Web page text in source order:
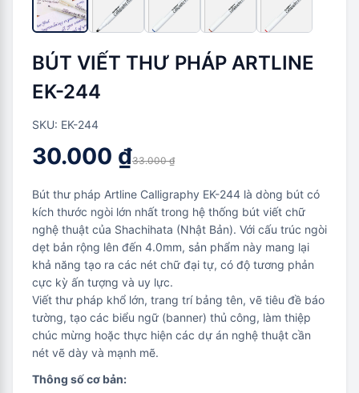
BÚT VIẾT THƯ PHÁP ARTLINE
EK-244
SKU: EK-244
30.000 ₫33.000 ₫
Bút thư pháp Artline Calligraphy EK-244 là dòng bút có
kích thước ngòi lớn nhất trong hệ thống bút viết chữ
nghệ thuật của Shachihata (Nhật Bản). Với cấu trúc ngòi
dẹt bản rộng lên đến 4.0mm, sản phẩm này mang lại
khả năng tạo ra các nét chữ đại tự, có độ tương phản
cực kỳ ấn tượng và uy lực.
Viết thư pháp khổ lớn, trang trí bảng tên, vẽ tiêu đề báo
tường, tạo các biểu ngữ (banner) thủ công, làm thiệp
chúc mừng hoặc thực hiện các dự án nghệ thuật cần
nét vẽ dày và mạnh mẽ.
Thông số cơ bản: